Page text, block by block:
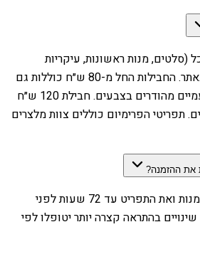
(סלטים, מנות ראשונות, עיקריות
ותוספות) כפי שמפורט באתר. החבילות החל מ-80 ש״ח כוללות גם
שתייה קלה וכלים חד-פעמיים מהודרים בצבעים. חבילת 120 ש״ח
תפריטי הפרימיום כוללים צוות מלצרים
את ההזמנה?
אפשר לשנות את כמות המנות ואת התפריט עד 72 שעות לפני
בהתראה קצרה יותר יטופלו לפי